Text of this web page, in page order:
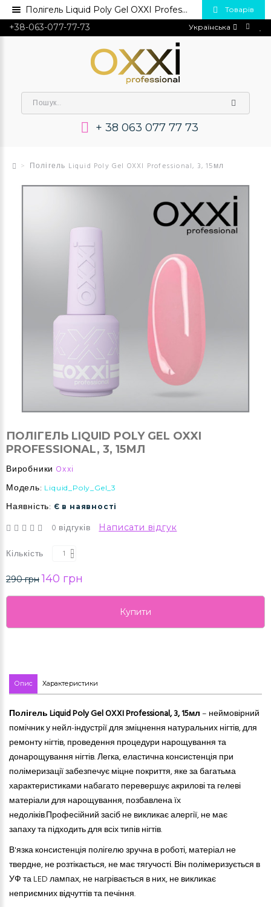
+38-063-077-77-73 Українська
+ 38 063 077 77 73
Товарів
Полігель Liquid Poly Gel OXXI Professional, 3, 15мл
ПОЛІГЕЛЬ LIQUID POLY GEL OXXI
PROFESSIONAL, 3, 15МЛ
Виробники Oxxi
Модель: Liquid_Poly_Gel_3
Наявність: Є в наявності
0 відгуків Написати відгук
Кількість
290 грн 140 грн
Купити
Опис Характеристики
Полігель Liquid Poly Gel OXXI Professional, 3, 15мл– неймовірний
помічник у нейл-індустрії для зміцнення натуральних нігтів, для
ремонту нігтів, проведення процедури нарощування та
донарощування нігтів. Легка, еластична консистенція при
полімеризації забезпечує міцне покриття, яке за багатьма
характеристиками набагато перевершує акрилові та гелеві
матеріали для нарощування, позбавлена ​​їх
недоліків.Професійний засіб не викликає алергії, не має
запахутапідходить для всіх типів нігтів.
В'язка консистенція полігелю зручна в роботі, матеріал не
твердне, не розтікається, не має тягучості. Він полімеризується в
УФтаLED лампах, не нагрівається в них, не викликає
неприємних відчуттівтапечіння.
Полігель Liquid Poly Gel OXXI Professional, 3, 15мл💅 Купити в Україні опт та роздріб